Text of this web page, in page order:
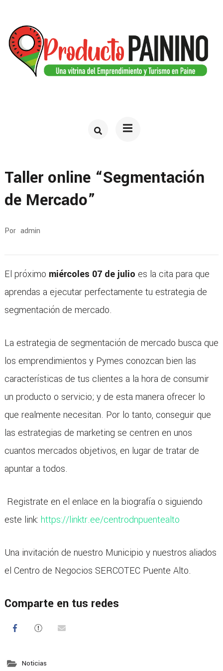
contenido
(presiona
Taller online “Segmentación
de Mercado”
Por admin
El próximo miércoles 07 de julio es la cita para que
aprendas a ejecutar perfectamente tu estrategia de
segmentación de mercado.
La estrategia de segmentación de mercado busca que
los emprendimientos y Pymes conozcan bien las
características de tus clientes a la hora de consumir
un producto o servicio; y de esta manera ofrecer lo
que realmente necesitan. Por lo tanto, conseguir que
las estrategias de marketing se centren en unos
cuantos mercados objetivos, en lugar de tratar de
apuntar a todos.
Registrate en el enlace en la biografía o siguiendo
este link: https://linktr.ee/centrodnpuentealto
Una invitación de nuestro Municipio y nuestros aliados
el Centro de Negocios SERCOTEC Puente Alto.
Comparte en tus redes
Noticias